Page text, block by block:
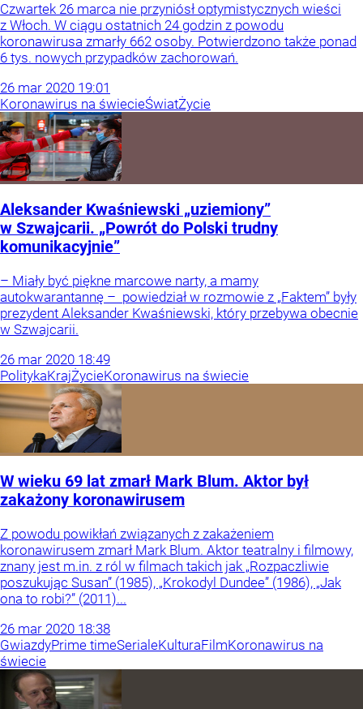
Czwartek 26 marca nie przyniósł optymistycznych wieści
z Włoch. W ciągu ostatnich 24 godzin z powodu
koronawirusa zmarły 662 osoby. Potwierdzono także ponad
6 tys. nowych przypadków zachorowań.
26 mar 2020 19:01
Koronawirus na świecieŚwiatŻycie
Aleksander Kwaśniewski „uziemiony”
w Szwajcarii. „Powrót do Polski trudny
komunikacyjnie”
– Miały być piękne marcowe narty, a mamy
autokwarantannę – powiedział w rozmowie z „Faktem” były
prezydent Aleksander Kwaśniewski, który przebywa obecnie
w Szwajcarii.
26 mar 2020 18:49
PolitykaKrajŻycieKoronawirus na świecie
W wieku 69 lat zmarł Mark Blum. Aktor był
zakażony koronawirusem
Z powodu powikłań związanych z zakażeniem
koronawirusem zmarł Mark Blum. Aktor teatralny i filmowy,
znany jest m.in. z ról w filmach takich jak „Rozpaczliwie
poszukując Susan” (1985), „Krokodyl Dundee” (1986), „Jak
ona to robi?” (2011)...
26 mar 2020 18:38
GwiazdyPrime timeSerialeKulturaFilmKoronawirus na
świecie